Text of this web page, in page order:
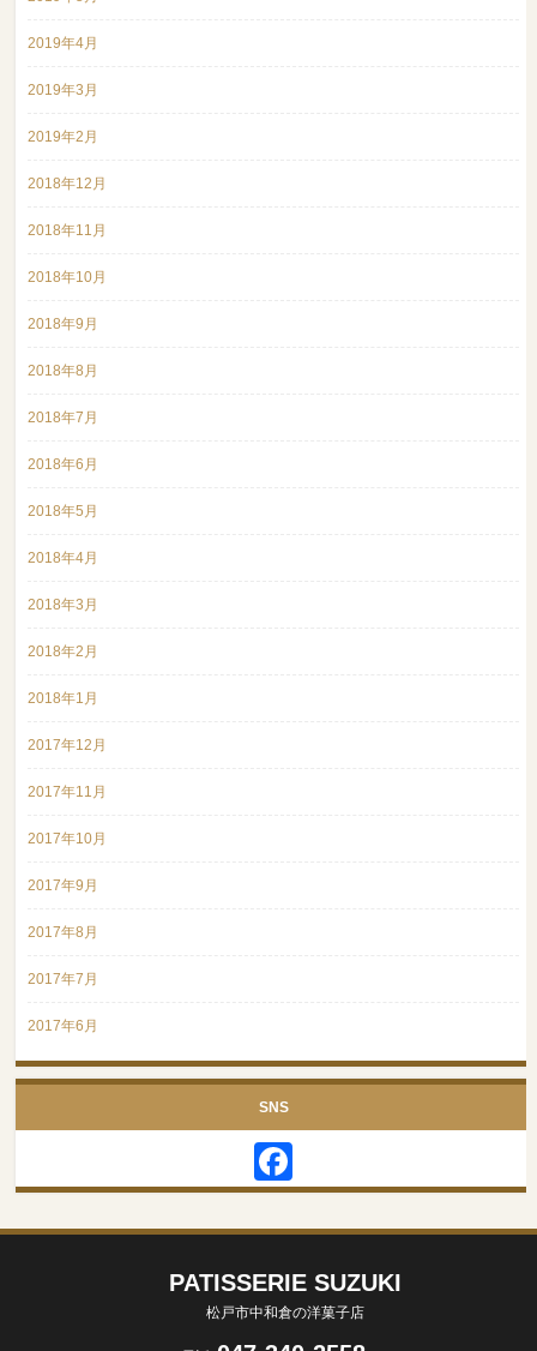
2019年4月
2019年3月
2019年2月
2018年12月
2018年11月
2018年10月
2018年9月
2018年8月
2018年7月
2018年6月
2018年5月
2018年4月
2018年3月
2018年2月
2018年1月
2017年12月
2017年11月
2017年10月
2017年9月
2017年8月
2017年7月
2017年6月
SNS
PATISSERIE SUZUKI
松戸市中和倉の洋菓子店